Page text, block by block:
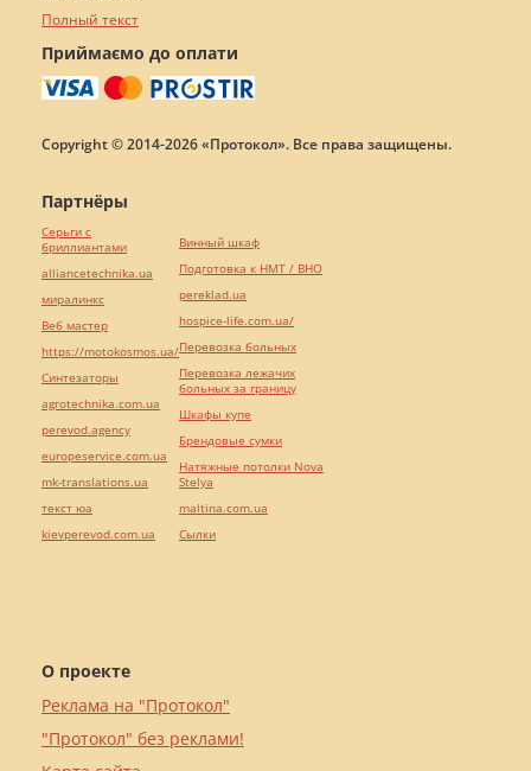
Полный текст
Приймаємо до оплати
Copyright © 2014-2026 «Протокол». Все права защищены.
О проекте
Реклама на "Протокол"
"Протокол" без реклами!
Партнёры
Серьги с
бриллиантами
alliancetechnika.ua
миралинкс
Веб мастер
https://motokosmos.ua/
Синтезаторы
agrotechnika.com.ua
perevod.agency
europeservice.com.ua
mk-translations.ua
текст юа
kievperevod.com.ua
Винный шкаф
Подготовка к НМТ / ВНО
pereklad.ua
hospice-life.com.ua/
Перевозка больных
Перевозка лежачих
больных за границу
Шкафы купе
Брендовые сумки
Натяжные потолки Nova
Stelya
maltina.com.ua
Cылки